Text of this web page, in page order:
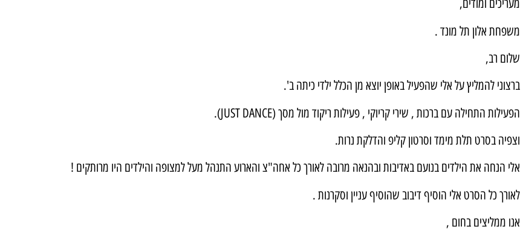
מעריכים ומודים,
משפחת אלון תל מונד .
שלום רב,
ברצוני להמליץ על אלי שהפעיל באופן יוצא מן הכלל ילדי כיתה ב'.
הפעילות התחילה עם ברכות , שירי קריוקי , פעילות ריקוד מול מסך (JUST DANCE).
וצפיה בסרט תלת מימד וסרטון קליפ והדלקת נרות.
אלי הנחה את הילדים בנועם באדיבות ובהנאה מרובה לאורך כל אחה"צ והארוע התנהל מעל למצופה והילדים היו מרותקים !
לאורך כל הסרט אלי הוסיף דיבוב שהוסיף עניין וסקרנות .
אנו ממליצים בחום ,